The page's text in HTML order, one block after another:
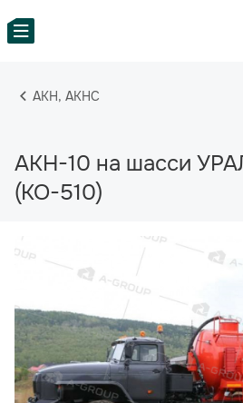
АКН, АКНС
АКН-10 на шасси
(КО-510)